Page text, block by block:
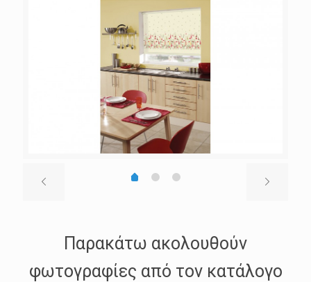
Παρακάτω ακολουθούν
φωτογραφίες από τον κατάλογο